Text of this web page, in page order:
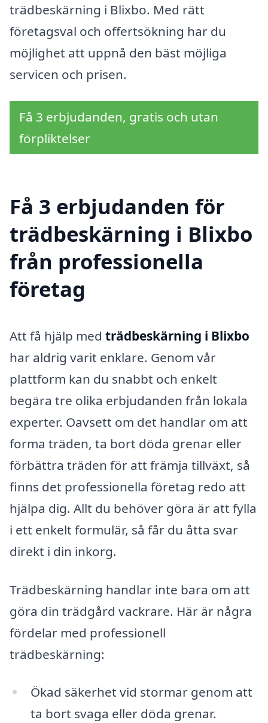
trädbeskärning i Blixbo. Med rätt
företagsval och offertsökning har du
möjlighet att uppnå den bäst möjliga
servicen och prisen.
Få 3 erbjudanden, gratis och utan
förpliktelser
Få 3 erbjudanden för
trädbeskärning i Blixbo
från professionella
företag
Att få hjälp med trädbeskärning i Blixbo
har aldrig varit enklare. Genom vår
plattform kan du snabbt och enkelt
begära tre olika erbjudanden från lokala
experter. Oavsett om det handlar om att
forma träden, ta bort döda grenar eller
förbättra träden för att främja tillväxt, så
finns det professionella företag redo att
hjälpa dig. Allt du behöver göra är att fylla
i ett enkelt formulär, så får du åtta svar
direkt i din inkorg.
Trädbeskärning handlar inte bara om att
göra din trädgård vackrare. Här är några
fördelar med professionell
trädbeskärning:
Ökad säkerhet vid stormar genom att
ta bort svaga eller döda grenar.